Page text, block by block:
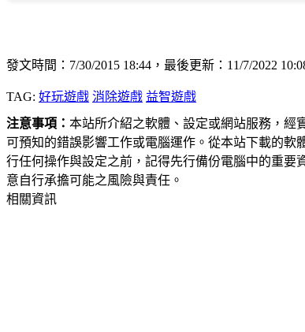
發文時間：7/30/2015 18:44，最後更新：11/7/2022
TAG: 好玩遊戲 消除遊戲 益智遊戲
注意事項： 本站所介紹之軟體、設定或網站服務，經
可預知的錯誤影響工作或電腦運作。從本站下載的
行任何操作與設定之前，記得先行備份電腦中的重
意自行承擔可能之風險與責任。
相關資訊